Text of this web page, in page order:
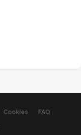
Cookies
FAQ